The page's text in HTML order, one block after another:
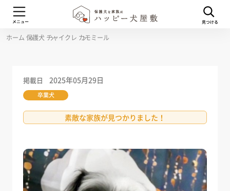
ホーム 保護犬 チャイクレ カモミール
掲載日 2025年05月29日
卒業犬
素敵な家族が見つかりました！